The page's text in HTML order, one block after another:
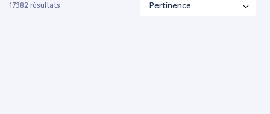
17382 résultats